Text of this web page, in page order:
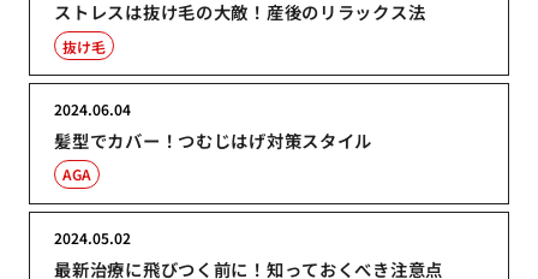
ストレスは抜け毛の大敵！産後のリラックス法
抜け毛
髪型でカバー！つむじはげ対策スタイル
2024.06.04
AGA
最新治療に飛びつく前に！知っておくべき注意点
2024.05.02